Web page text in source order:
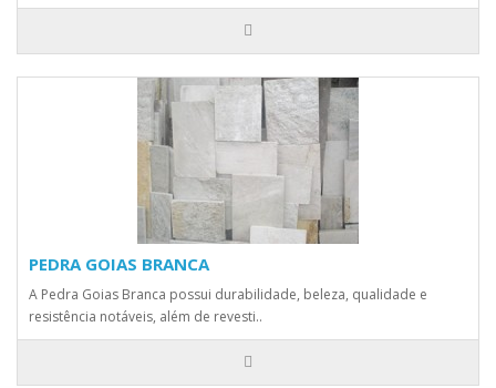
PEDRA GOIAS BRANCA
A Pedra Goias Branca possui durabilidade, beleza, qualidade e
resistência notáveis, além de revesti..